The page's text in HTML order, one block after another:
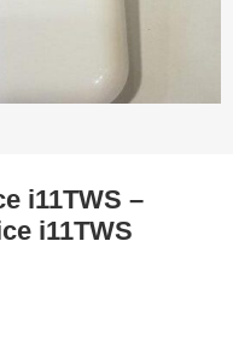
i11TWS –
i11TWS